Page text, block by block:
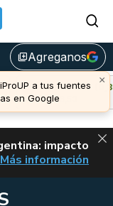
library_addAgreganos
×
a tus fuentes
en Google
Avalanche (0,38%)
u$s 6,53
impacto
CLARITY ACT EN
Más información